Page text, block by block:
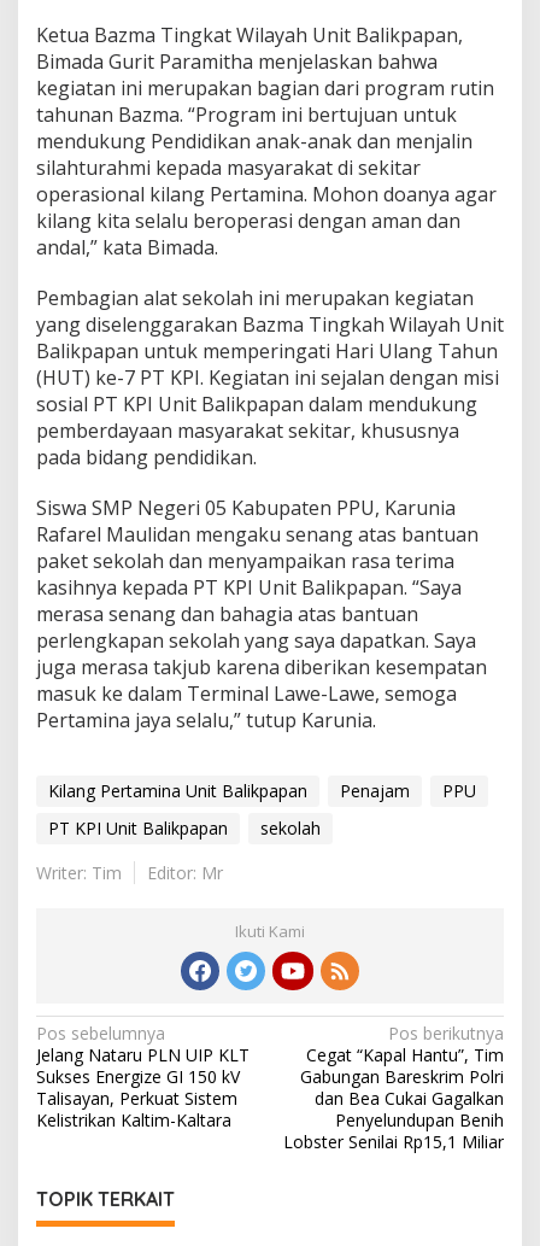
Ketua Bazma Tingkat Wilayah Unit Balikpapan,
Bimada Gurit Paramitha menjelaskan bahwa
kegiatan ini merupakan bagian dari program rutin
tahunan Bazma. “Program ini bertujuan untuk
mendukung Pendidikan anak-anak dan menjalin
silahturahmi kepada masyarakat di sekitar
operasional kilang Pertamina. Mohon doanya agar
kilang kita selalu beroperasi dengan aman dan
andal,” kata Bimada.
Pembagian alat sekolah ini merupakan kegiatan
yang diselenggarakan Bazma Tingkah Wilayah Unit
Balikpapan untuk memperingati Hari Ulang Tahun
(HUT) ke-7 PT KPI. Kegiatan ini sejalan dengan misi
sosial PT KPI Unit Balikpapan dalam mendukung
pemberdayaan masyarakat sekitar, khususnya
pada bidang pendidikan.
Siswa SMP Negeri 05 Kabupaten PPU, Karunia
Rafarel Maulidan mengaku senang atas bantuan
paket sekolah dan menyampaikan rasa terima
kasihnya kepada PT KPI Unit Balikpapan. “Saya
merasa senang dan bahagia atas bantuan
perlengkapan sekolah yang saya dapatkan. Saya
juga merasa takjub karena diberikan kesempatan
masuk ke dalam Terminal Lawe-Lawe, semoga
Pertamina jaya selalu,” tutup Karunia.
Kilang Pertamina Unit Balikpapan Penajam
PPU
PT KPI Unit Balikpapan
sekolah
Writer: Tim
Editor: Mr
Ikuti Kami
Navigasi
pos
Pos sebelumnya
Jelang Nataru PLN UIP KLT
Sukses Energize GI 150 kV
Talisayan, Perkuat Sistem
Kelistrikan Kaltim-Kaltara
Pos berikutnya
Cegat “Kapal Hantu”, Tim
Gabungan Bareskrim Polri
dan Bea Cukai Gagalkan
Penyelundupan Benih
Lobster Senilai Rp15,1 Miliar
TOPIK TERKAIT